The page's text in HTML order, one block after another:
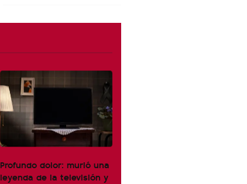
Profundo dolor: murió una
leyenda de la televisión y